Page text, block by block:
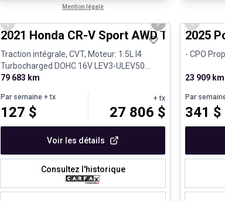
Mention légale
Très bonne offre
Previous slide Next slide
2021 Honda CR-V Sport AWD Toit
Traction intégrale, CVT, Moteur: 1.5L I4
Turbocharged DOHC 16V LEV3-ULEV50
190hp - Essence
79 683 km
Par semaine + tx
127 $
+ tx
27 806 $
Voir les détails
Consultez l'historique
2025
- CPO
23 909 km
Par
341 $